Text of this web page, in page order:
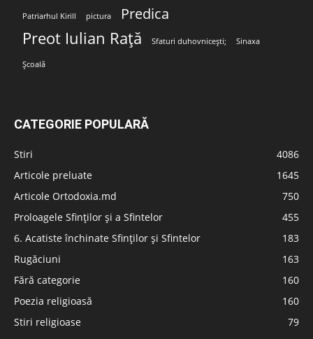
Patriarhul Kirill pictura Predica
Preot Iulian Rață Sfaturi duhovnicești; Sinaxa
Școală
CATEGORIE POPULARĂ
Stiri
4086
Articole preluate
1645
Articole Ortodoxia.md
750
Proloagele Sfinților și a Sfintelor
455
6. Acatiste închinate Sfinților și Sfintelor
183
Rugăciuni
163
Fără categorie
160
Poezia religioasă
160
Stiri religioase
79